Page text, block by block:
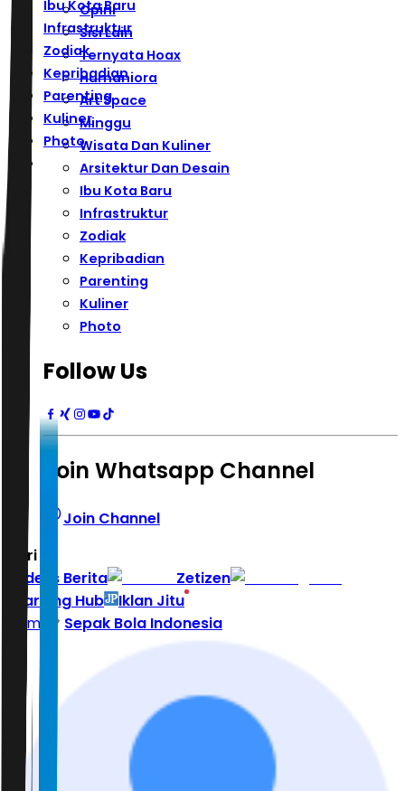
Ibu Kota Baru
Infrastruktur
Zodiak
Kepribadian
Parenting
Kuliner
Photo
Opini
Sisi Lain
Ternyata Hoax
Humaniora
Art Space
Minggu
Wisata Dan Kuliner
Arsitektur Dan Desain
Ibu Kota Baru
Infrastruktur
Zodiak
Kepribadian
Parenting
Kuliner
Photo
Follow Us
Join Whatsapp Channel
Join Channel
Hari ini
Indeks Berita
Zetizen
Learning Hub
Iklan Jitu
Home
Sepak Bola Indonesia